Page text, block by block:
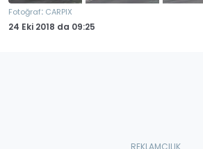
Fotoğraf: CARPIX
24 Eki 2018 da 09:25